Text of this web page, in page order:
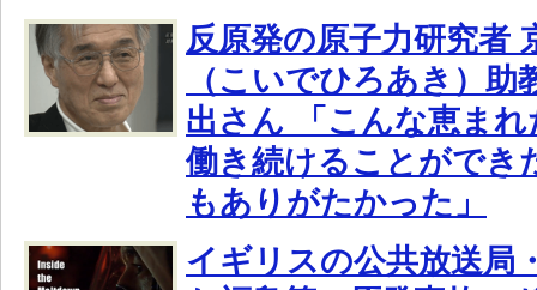
反原発の原子力研究者
（こいでひろあき）助
出さん 「こんな恵ま
働き続けることができ
もありがたかった」
イギリスの公共放送局